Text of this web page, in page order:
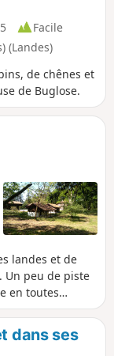
Facile
(Landes)
de chênes et
de Buglose.
landes et de
Un peu de piste
en toutes
des genêts en
dans ses